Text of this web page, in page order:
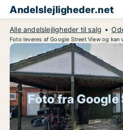
Andelslejligheder.net
Alle andelslejligheder til salg
Foto leveres af Google Street View og
Foto fra